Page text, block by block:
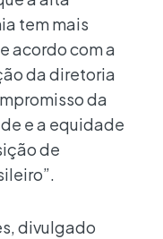
tem mais
acordo com a
da diretoria
da
e a equidade
de
divulgado